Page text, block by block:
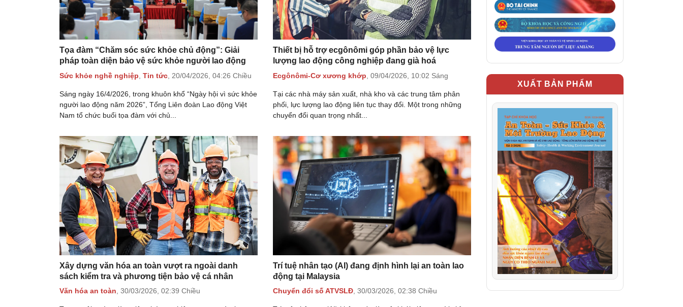
Tọa đàm “Chăm sóc sức khỏe chủ động”: Giải
pháp toàn diện bảo vệ sức khỏe người lao động
Sức khỏe nghề nghiệp Tin tức 20/04/2026, 04:26 Chiều
Sáng ngày 16/4/2026, trong khuôn khổ “Ngày hội vì sức khỏe
người lao động năm 2026”, Tổng Liên đoàn Lao động Việt
Nam tổ chức buổi tọa đàm với chủ...
Thiết bị hỗ trợ ecgônômi góp phần bảo vệ lực
lượng lao động công nghiệp đang già hoá
Ecgônômi-Cơ xương khớp 09/04/2026, 10:02 Sáng
Tại các nhà máy sản xuất, nhà kho và các trung tâm phân
phối, lực lượng lao động liên tục thay đổi. Một trong những
chuyển đổi quan trọng nhất...
Xây dựng văn hóa an toàn vượt ra ngoài danh
sách kiểm tra và phương tiện bảo vệ cá nhân
Văn hóa an toàn, 30/03/2026, 02:39 Chiều
Trí tuệ nhân tạo (AI) đang định hình lại an toàn lao
động tại Malaysia
Chuyển đổi số ATVSLĐ, 30/03/2026, 02:38 Chiều
XUẤT BẢN PHẨM